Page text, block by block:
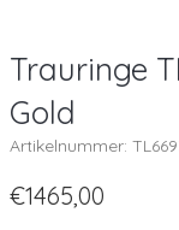
Trauringe
Gold
Artikelnummer:
€1465,00